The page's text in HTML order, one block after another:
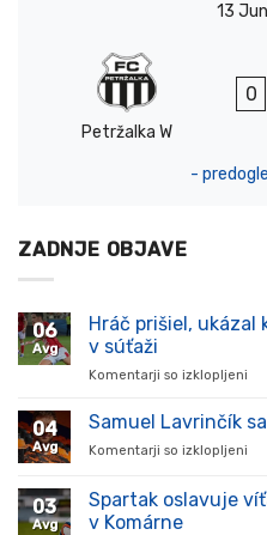
13 Jun
Petržalka W
0
-
ZADNJE OBJAVE
06
Avg
Hráč prišiel, ukázal
v súťaži
Komentarji so izklopljeni
04
Avg
Samuel Lavrinčík
Komentarji so izklopljeni
sa
03
Avg
Spartak oslavuje
v Komárne